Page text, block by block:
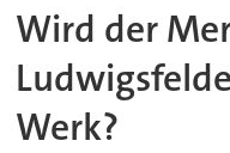
Wird der
Werk?